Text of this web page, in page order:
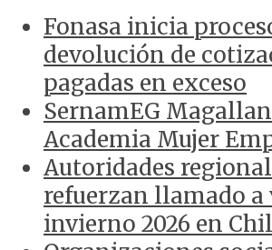
Fonasa inicia
devolución de
pagadas en exceso
SernamEG
Academia Mujer
Autoridades
refuerzan llamado a
invierno 2026 en